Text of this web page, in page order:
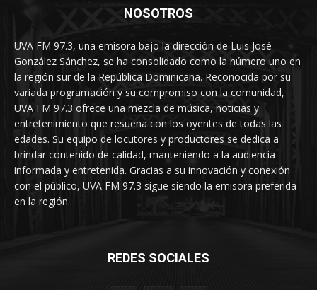
NOSOTROS
UVA FM 97.3, una emisora bajo la dirección de Luis José
González Sánchez, se ha consolidado como la número uno en
la región sur de la República Dominicana. Reconocida por su
variada programación y su compromiso con la comunidad,
UVA FM 97.3 ofrece una mezcla de música, noticias y
entretenimiento que resuena con los oyentes de todas las
edades. Su equipo de locutores y productores se dedica a
brindar contenido de calidad, manteniendo a la audiencia
informada y entretenida. Gracias a su innovación y conexión
con el público, UVA FM 97.3 sigue siendo la emisora preferida
en la región.
REDES SOCIALES